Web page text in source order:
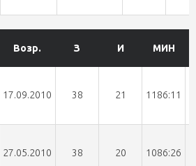
Возр. З И МИН
17.09.2010 38 21 1186:11
27.05.2010 38 20 1086:26